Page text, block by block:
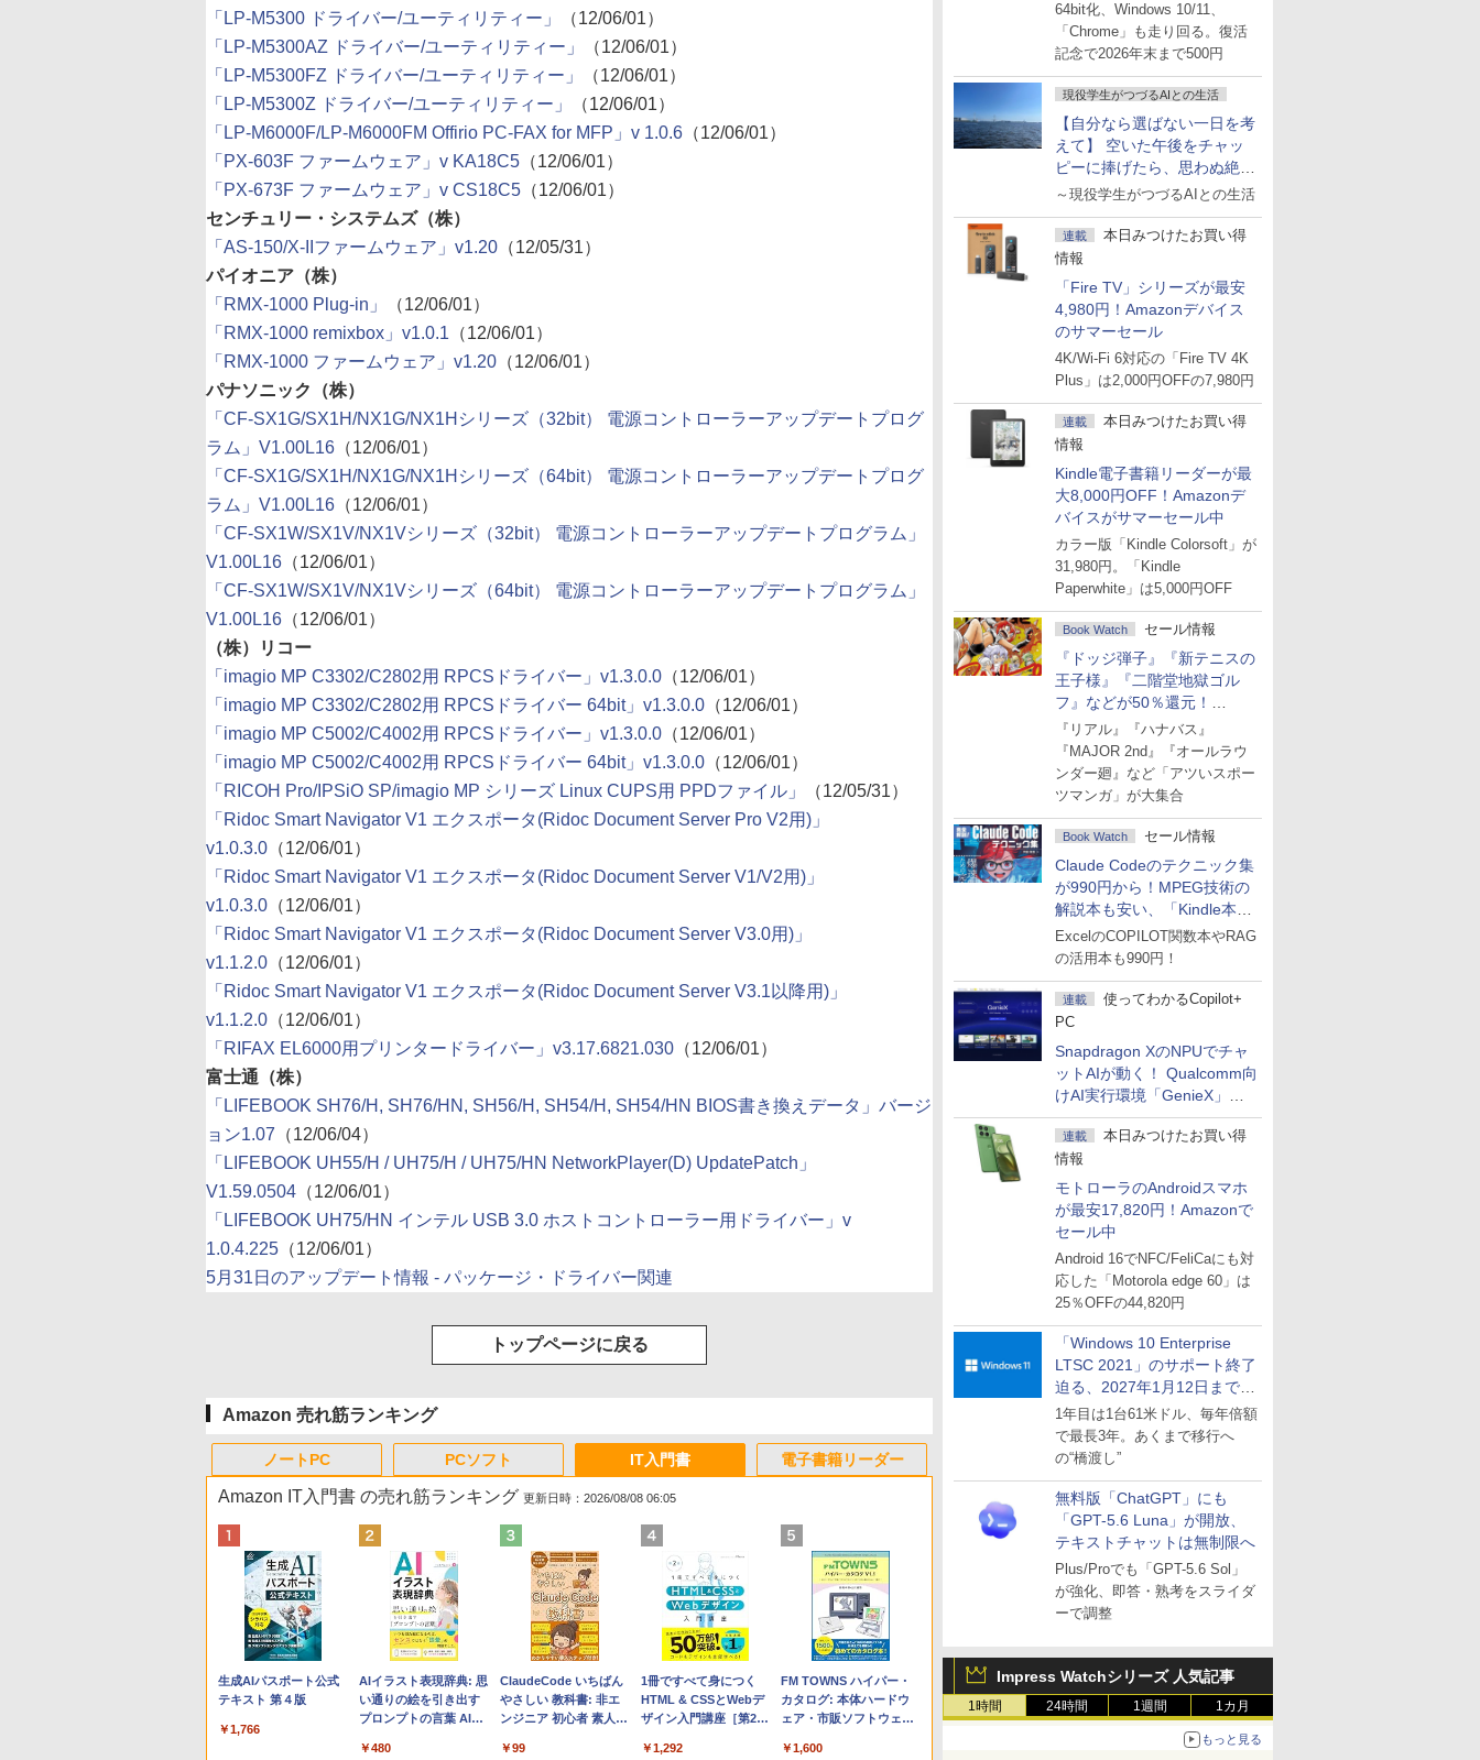
64bit化、Windows 10/11、
「Chrome」も走り回る。復活
記念で2026年末まで500円
現役学生がつづるAIとの生活
【自分なら選ばない一日を考
えて】 空いた午後をチャッ
ピーに捧げたら、思わぬ絶景
に出会った話
～現役学生がつづるAIとの生活
連載
本日みつけたお買い得
情報
「Fire TV」シリーズが最安
4,980円！Amazonデバイス
のサマーセール
4K/Wi-Fi 6対応の「Fire TV 4K
Plus」は2,000円OFFの7,980円
連載
本日みつけたお買い得
情報
Kindle電子書籍リーダーが最
大8,000円OFF！Amazonデ
バイスがサマーセール中
カラー版「Kindle Colorsoft」が
31,980円。「Kindle
Paperwhite」は5,000円OFF
Book Watch セール情報
『ドッジ弾子』『新テニスの
王子様』『二階堂地獄ゴル
フ』などが50％還元！
Amazonマンガ週末セール
『リアル』『ハナバス』
『MAJOR 2nd』『オールラウ
ンダー廻』など「アツいスポー
ツマンガ」が大集合
Book Watch セール情報
Claude Codeのテクニック集
が990円から！MPEG技術の
解説本も安い、「Kindle本サ
マーセール」第2弾開始！
ExcelのCOPILOT関数本やRAG
の活用本も990円！
連載
使ってわかるCopilot+
PC
Snapdragon XのNPUでチャ
ットAIが動く！ Qualcomm向
けAI実行環境「GenieX」を
試してみた
連載
本日みつけたお買い得
情報
モトローラのAndroidスマホ
が最安17,820円！Amazonで
セール中
Android 16でNFC/FeliCaにも対
応した「Motorola edge 60」は
25％OFFの44,820円
「Windows 10 Enterprise
LTSC 2021」のサポート終了
迫る、2027年1月12日まで
～ESUは9月1日から販売
1年目は1台61米ドル、毎年倍額
で最長3年。あくまで移行へ
の“橋渡し”
無料版「ChatGPT」にも
「GPT-5.6 Luna」が開放、
テキストチャットは無制限へ
Plus/Proでも「GPT-5.6 Sol」
が強化、即答・熟考をスライダ
ーで調整
Impress Watchシリーズ 人気記事
1時間 24時間 1週間 1カ月
もっと見る
「LP-M5300 ドライバー/ユーティリティー」
（12/06/01）
「LP-M5300AZ ドライバー/ユーティリティー」
（12/06/01）
「LP-M5300FZ ドライバー/ユーティリティー」
（12/06/01）
「LP-M5300Z ドライバー/ユーティリティー」
（12/06/01）
「LP-M6000F/LP-M6000FM Offirio PC-FAX for MFP」v 1.0.6 （12/06/01）
「PX-603F ファームウェア」v KA18C5 （12/06/01）
「PX-673F ファームウェア」v CS18C5 （12/06/01）
センチュリー・システムズ（株）
「AS-150/X-IIファームウェア」v1.20 （12/05/31）
パイオニア（株）
「RMX-1000 Plug-in」
（12/06/01）
「RMX-1000 remixbox」v1.0.1 （12/06/01）
「RMX-1000 ファームウェア」v1.20 （12/06/01）
パナソニック（株）
「CF-SX1G/SX1H/NX1G/NX1Hシリーズ（32bit） 電源コントローラーアップデートプログ
ラム」V1.00L16 （12/06/01）
「CF-SX1G/SX1H/NX1G/NX1Hシリーズ（64bit） 電源コントローラーアップデートプログ
ラム」V1.00L16 （12/06/01）
「CF-SX1W/SX1V/NX1Vシリーズ（32bit） 電源コントローラーアップデートプログラム」
V1.00L16 （12/06/01）
「CF-SX1W/SX1V/NX1Vシリーズ（64bit） 電源コントローラーアップデートプログラム」
V1.00L16 （12/06/01）
（株）リコー
「imagio MP C3302/C2802用 RPCSドライバー」v1.3.0.0 （12/06/01）
「imagio MP C3302/C2802用 RPCSドライバー 64bit」v1.3.0.0 （12/06/01）
「imagio MP C5002/C4002用 RPCSドライバー」v1.3.0.0 （12/06/01）
「imagio MP C5002/C4002用 RPCSドライバー 64bit」v1.3.0.0 （12/06/01）
「RICOH Pro/IPSiO SP/imagio MP シリーズ Linux CUPS用 PPDファイル」
（12/05/31）
「Ridoc Smart Navigator V1 エクスポータ(Ridoc Document Server Pro V2用)」
v1.0.3.0 （12/06/01）
「Ridoc Smart Navigator V1 エクスポータ(Ridoc Document Server V1/V2用)」
v1.0.3.0 （12/06/01）
「Ridoc Smart Navigator V1 エクスポータ(Ridoc Document Server V3.0用)」
v1.1.2.0 （12/06/01）
「Ridoc Smart Navigator V1 エクスポータ(Ridoc Document Server V3.1以降用)」
v1.1.2.0 （12/06/01）
「RIFAX EL6000用プリンタードライバー」v3.17.6821.030 （12/06/01）
富士通（株）
「LIFEBOOK SH76/H, SH76/HN, SH56/H, SH54/H, SH54/HN BIOS書き換えデータ」バージ
ョン1.07 （12/06/04）
「LIFEBOOK UH55/H / UH75/H / UH75/HN NetworkPlayer(D) UpdatePatch」
V1.59.0504 （12/06/01）
「LIFEBOOK UH75/HN インテル USB 3.0 ホストコントローラー用ドライバー」v
1.0.4.225 （12/06/01）
5月31日のアップデート情報 - パッケージ・ドライバー関連
トップページに戻る
Amazon 売れ筋ランキング
ノートPC
Apple 2026 MacBook
Neo A18 Proチップ搭
ク：AIとApple
tomtoc 360°保護 15.6
16インチ パソコンケー
ス Dell NEC Lavie
Lenovo対応
￥2,952
Apple 2026 MacBook
Air M5チップ搭載13イ
ンチノートブック：AI
13.6インチLiquid
￥261,414
【Amazon.co.jp限定】
HP ノートパソコン 15-
fd 15.6インチ 16GBメ
テル Core 5
￥129,800
FMV ノートパソコン
WE1-K3 (MS 365
Personal/Copilotキー搭
i5/16GB/SSD 512GB/ホ
￥139,880
PCソフト
Robloxギフトカード -
800 Robux 【限定バー
む】 【オンラインゲー
Robloxギフトカード -
1000 Robux 【限定バ
ーチャルアイテムを含
ムコード】 ロブロック
￥1,600
Microsoft Office
Home & Business
2024(最新 永続版)|オン
版|Windows11、
￥39,582
Robloxギフトカード -
2,000 Robux 【限定バ
ーチャルアイテムを含
ムコード】 ロブロック
￥3,200
Windows版 | Minecraft
(マインクラフト): Java &
Bedrock Edition | オンラ
￥3,600
IT入門書
Amazon IT入門書 の売れ筋ランキング 更新日時：2026/08/08 06:05
生成AIパスポート公式
テキスト 第４版
￥1,766
AIイラスト表現辞典: 思
い通りの絵を引き出す
プロンプトの言葉 AI画
イラストLabo)
￥480
ClaudeCode いちばん
やさしい 教科書: 非エ
ンジニア 初心者 素人
アル AI副業にもコンテ
￥99
1冊ですべて身につく
HTML & CSSとWebデ
ザイン入門講座［第2
￥1,292
FM TOWNS ハイパー・
カタログ: 本体ハードウ
ェア・市販ソフトウェア
最新エミュレータ紹介
￥1,600
電子書籍リーダー